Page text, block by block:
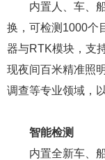
内置人、车、
换，可检测1000个
器与RTK模块，支
现夜间百米精准照
调查等专业领域，
智能检测
内置全新车、